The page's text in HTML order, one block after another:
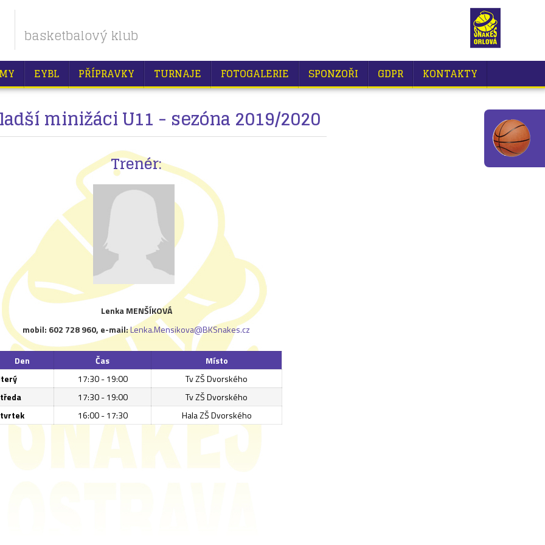
basketbalový klub
EYBL PŘÍPRAVKY TURNAJE FOTOGALERIE SPONZOŘI GDPR KONTAKTY
minižáci U11 - sezóna 2019/2020
Trenér:
Lenka MENŠÍKOVÁ
mobil: 602 728 960, e-mail:Lenka.Mensikova@BKSnakes.cz
Den Čas
Místo
17:30 - 19:00
Tv ZŠ Dvorského
17:30 - 19:00
Tv ZŠ Dvorského
16:00 - 17:30 Hala ZŠ Dvorského